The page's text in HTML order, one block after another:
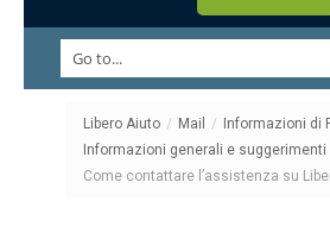
Libero Aiuto / Mail / Informazioni di
Informazioni generali e suggerimenti
Come contattare l’assistenza su